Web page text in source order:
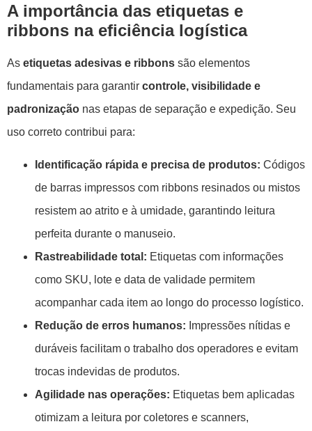
A importância das etiquetas e
ribbons na eficiência logística
As etiquetas adesivas e ribbons são elementos
fundamentais para garantir controle, visibilidade e
padronização nas etapas de separação e expedição. Seu
uso correto contribui para:
Identificação rápida e precisa de produtos: Códigos
de barras impressos com ribbons resinados ou mistos
resistem ao atrito e à umidade, garantindo leitura
perfeita durante o manuseio.
Rastreabilidade total: Etiquetas com informações
como SKU, lote e data de validade permitem
acompanhar cada item ao longo do processo logístico.
Redução de erros humanos: Impressões nítidas e
duráveis facilitam o trabalho dos operadores e evitam
trocas indevidas de produtos.
Agilidade nas operações: Etiquetas bem aplicadas
otimizam a leitura por coletores e scanners,